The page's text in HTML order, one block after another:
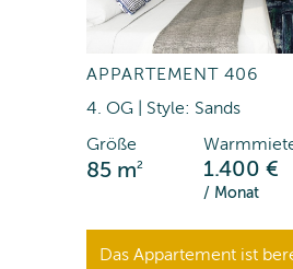
APPARTEMENT 406
4. OG | Style: Sands
Größe
85 m2 1.400 €
/ Monat
Das Appartement ist